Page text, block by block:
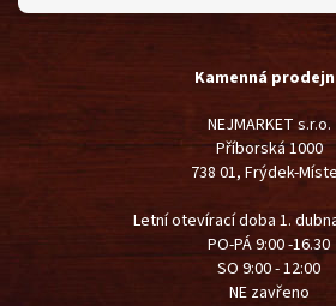
Kamenná
NEJMARKET s.r.o.
Příborská 1000
738 01, Frýdek-
Letní otevírací doba 1.
PO-PÁ 9:00 -16.30
SO 9:00 - 12:00
NE zavřeno